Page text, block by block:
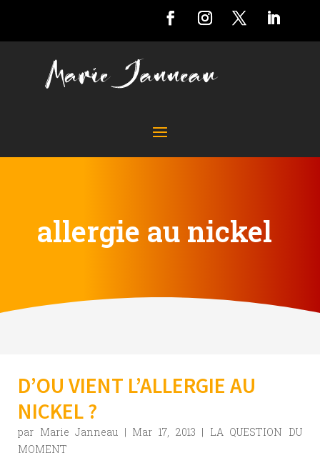
allergie au nickel
D’OU VIENT L’ALLERGIE AU
NICKEL ?
par Marie Janneau | Mar 17, 2013 | LA QUESTION DU
MOMENT